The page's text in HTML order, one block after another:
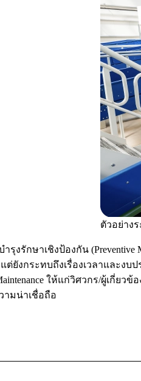
ตัวอย่าง
ำรุงรักษาเชิงป้องกัน
แต่ยังกระทบถึงเรื่องเวลาแล
ให้แก่วิศวกร/ผู้เกี่
ามน่าเชื่อถือ